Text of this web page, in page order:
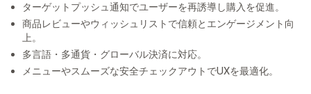
ターゲットプッシュ通知でユーザーを再誘導し購入を促進。
商品レビューやウィッシュリストで信頼とエンゲージメント向
上。
多言語・多通貨・グローバル決済に対応。
メニューやスムーズな安全チェックアウトでUXを最適化。